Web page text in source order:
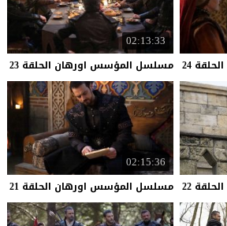
الحلقة 24
02:13:33
مسلسل المؤسس اورهان الحلقة 23
الحلقة 22
02:15:36
مسلسل المؤسس اورهان الحلقة 21